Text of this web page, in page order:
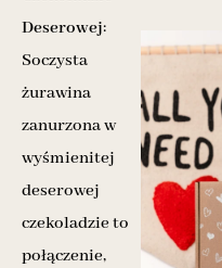
Deserowej:
Soczysta
żurawina
zanurzona w
wyśmienitej
deserowej
czekoladzie to
połączenie,